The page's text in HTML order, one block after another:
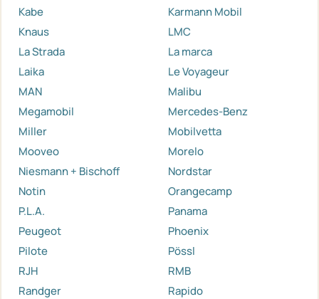
Kabe
Karmann Mobil
Knaus
LMC
La Strada
La marca
Laika
Le Voyageur
MAN
Malibu
Megamobil
Mercedes-Benz
Miller
Mobilvetta
Mooveo
Morelo
Niesmann + Bischoff
Nordstar
Notin
Orangecamp
P.L.A.
Panama
Peugeot
Phoenix
Pilote
Pössl
RJH
RMB
Randger
Rapido